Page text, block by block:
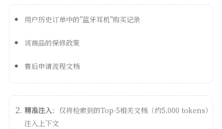
用户历史订单中的"蓝牙耳机"购买记录
该商品的保修政策
售后申请流程文档
精准注入：仅将检索到的Top-5相关文档（约5,000 tokens）
注入上下文